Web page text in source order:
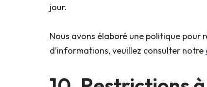
jour.
Nous avons élaboré une politique pour
d’informations, veuillez consulter notre